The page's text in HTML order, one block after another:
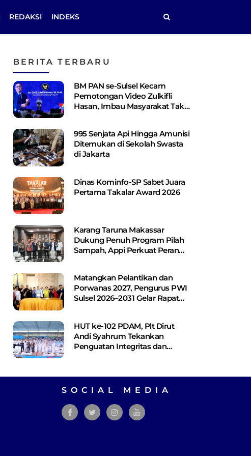
REDAKSI INDEKS
BERITA TERBARU
BM PAN se-Sulsel Kecam
Pemotongan Video Zulkifli
Hasan, Imbau Masyarakat Tak
995 Senjata Api Hingga Amunisi
Ditemukan di Sekolah Swasta
di Jakarta
Dinas Kominfo-SP Sabet Juara
Pertama Takalar Award 2026
Karang Taruna Makassar
Dukung Penuh Program Pilah
Sampah, Appi Perkuat Peran
Matangkan Pelantikan dan
Porwanas 2027, Pengurus PWI
Sulsel 2026–2031 Gelar Rapat
HUT ke-102 PDAM, Plt Dirut
Andi Syahrum Tekankan
Penguatan Integritas dan
SOCIAL MEDIA